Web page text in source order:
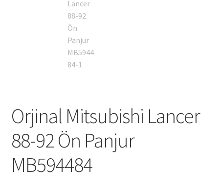
Orjinal Mitsubishi Lancer
88-92 Ön Panjur
MB594484